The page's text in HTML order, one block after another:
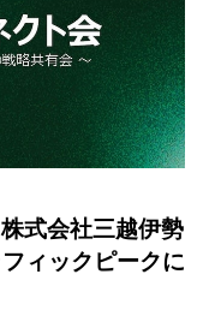
式会社三越伊勢
ィックピークに